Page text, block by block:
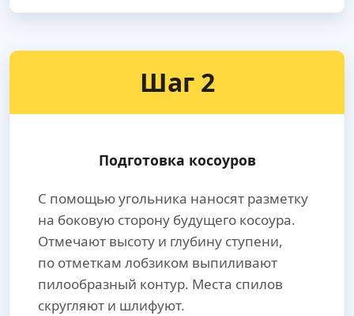
Шаг 2
Подготовка косоуров
С помощью угольника наносят разметку
на боковую сторону будущего косоура.
Отмечают высоту и глубину ступени,
по отметкам лобзиком выпиливают
пилообразный контур. Места спилов
скругляют и шлифуют.